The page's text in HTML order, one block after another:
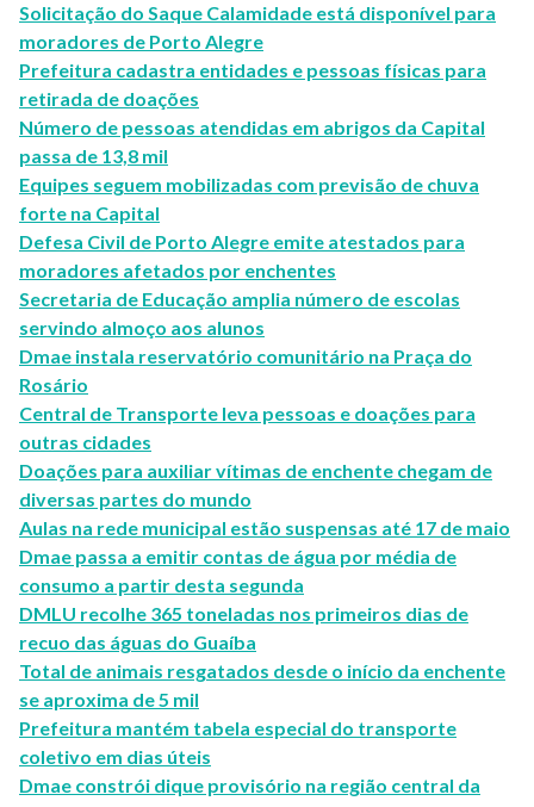
Solicitação do Saque Calamidade está disponível para
moradores de Porto Alegre
Prefeitura cadastra entidades e pessoas físicas para
retirada de doações
Número de pessoas atendidas em abrigos da Capital
passa de 13,8 mil
Equipes seguem mobilizadas com previsão de chuva
forte na Capital
Defesa Civil de Porto Alegre emite atestados para
moradores afetados por enchentes
Secretaria de Educação amplia número de escolas
servindo almoço aos alunos
Dmae instala reservatório comunitário na Praça do
Rosário
Central de Transporte leva pessoas e doações para
outras cidades
Doações para auxiliar vítimas de enchente chegam de
diversas partes do mundo
Aulas na rede municipal estão suspensas até 17 de maio
Dmae passa a emitir contas de água por média de
consumo a partir desta segunda
DMLU recolhe 365 toneladas nos primeiros dias de
recuo das águas do Guaíba
Total de animais resgatados desde o início da enchente
se aproxima de 5 mil
Prefeitura mantém tabela especial do transporte
coletivo em dias úteis
Dmae constrói dique provisório na região central da